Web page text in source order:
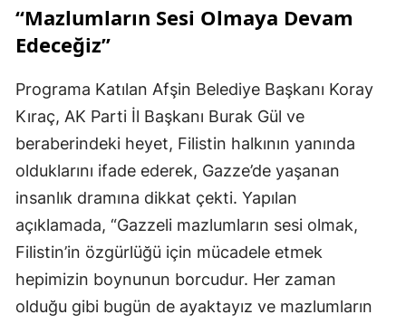
“Mazlumların Sesi Olmaya Devam
Edeceğiz”
Programa Katılan Afşin Belediye Başkanı Koray
Kıraç, AK Parti İl Başkanı Burak Gül ve
beraberindeki heyet, Filistin halkının yanında
olduklarını ifade ederek, Gazze’de yaşanan
insanlık dramına dikkat çekti. Yapılan
açıklamada, “Gazzeli mazlumların sesi olmak,
Filistin’in özgürlüğü için mücadele etmek
hepimizin boynunun borcudur. Her zaman
olduğu gibi bugün de ayaktayız ve mazlumların